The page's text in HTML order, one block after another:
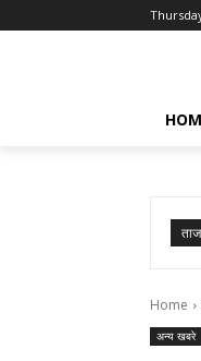
Home
अन्य खबरे